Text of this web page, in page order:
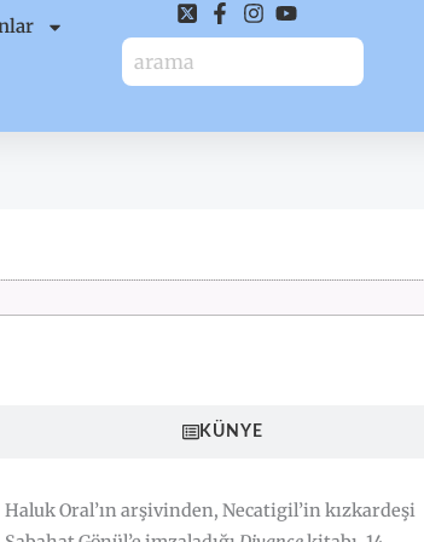
KÜNYE
Haluk Oral’ın arşivinden, Necatigil’in kızkardeşi